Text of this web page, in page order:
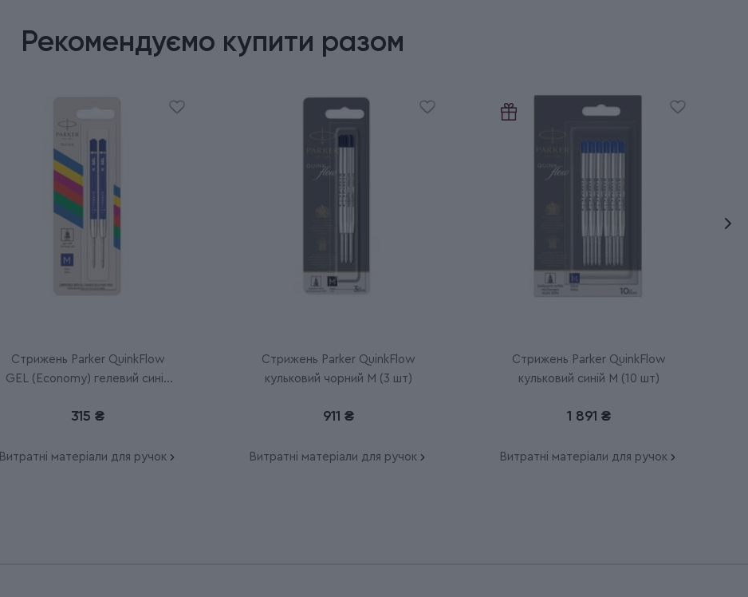
Рекомендуємо купити разом
Стрижень Parker QuinkFlow
GEL (Economy) гелевий синій
315 ₴
Витратні матеріали для ручок
Стрижень Parker QuinkFlow
кульковий чорний M (3 шт)
911 ₴
Витратні матеріали для ручок
Стрижень Parker QuinkFlow
кульковий синій M (10 шт)
1 891 ₴
Витратні матеріали для ручок